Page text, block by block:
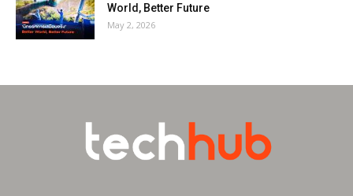
World, Better Future
May 2, 2026